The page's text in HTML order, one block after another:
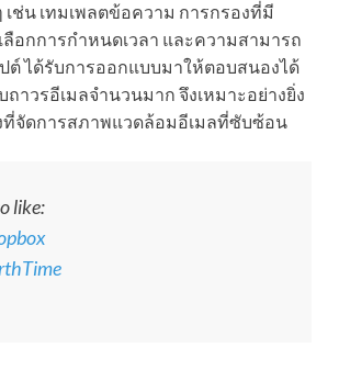
ช่น เทมเพลตข้อความ การกรองที่มี
อกการกำหนดเวลา และความสามารถ
ต์ ได้รับการออกแบบมาให้ตอบสนองได้
ถาวรอีเมลจำนวนมาก จึงเหมาะอย่างยิ่ง
จัดการสภาพแวดล้อมอีเมลที่ซับซ้อน
like: